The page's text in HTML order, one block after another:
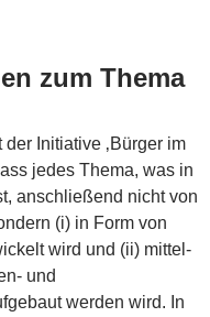
zum Thema
Initiative ‚Bürger im
jedes Thema, was in
anschließend nicht von
(i) in Form von
wird und (ii) mittel-
und
werden wird. In